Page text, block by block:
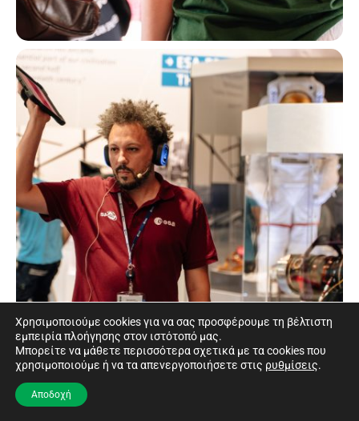
Χρησιμοποιούμε cookies για να σας προσφέρουμε τη βέλτιστη
εμπειρία πλοήγησης στον ιστότοπό μας.
Μπορείτε να μάθετε περισσότερα σχετικά με τα cookies που
χρησιμοποιούμε ή να τα απενεργοποιήσετε στις ρυθμίσεις.
Αποδοχή